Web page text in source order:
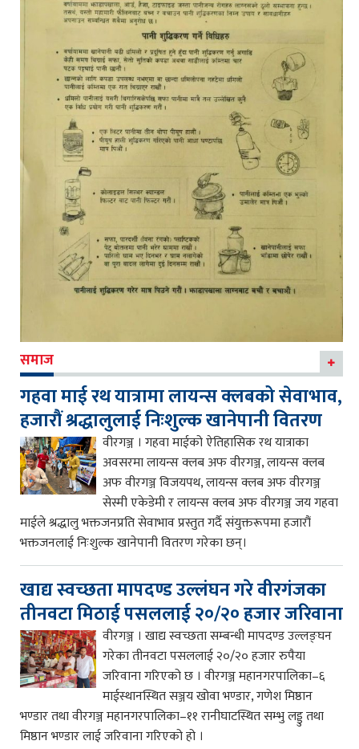
समाज
गहवा माई रथ यात्रामा लायन्स क्लबको सेवाभाव,
हजारौं श्रद्धालुलाई निःशुल्क खानेपानी वितरण
वीरगञ्ज । गहवा माईको ऐतिहासिक रथ यात्राका
अवसरमा लायन्स क्लब अफ वीरगञ्ज, लायन्स क्लब
अफ वीरगञ्ज विजयपथ, लायन्स क्लब अफ वीरगञ्ज
सेस्मी एकेडेमी र लायन्स क्लब अफ वीरगञ्ज जय गहवा
माईले श्रद्धालु भक्तजनप्रति सेवाभाव प्रस्तुत गर्दै संयुक्तरूपमा हजारौं
भक्तजनलाई निःशुल्क खानेपानी वितरण गरेका छन्।
खाद्य स्वच्छता मापदण्ड उल्लंघन गरे वीरगंजका
तीनवटा मिठाई पसललाई २०/२० हजार जरिवाना
वीरगञ्ज । खाद्य स्वच्छता सम्बन्धी मापदण्ड उल्लङ्घन
गरेका तीनवटा पसललाई २०/२० हजार रुपैया
जरिवाना गरिएको छ । वीरगञ्ज महानगरपालिका–६
माईस्थानस्थित सञ्जय खोवा भण्डार, गणेश मिष्ठान
भण्डार तथा वीरगञ्ज महानगरपालिका–११ रानीघाटस्थित सम्भु लड्डु तथा
मिष्ठान भण्डार लाई जरिवाना गरिएको हो ।